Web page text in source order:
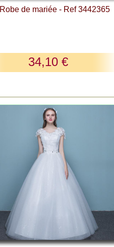
Robe de mariée - Ref 3442365
34,10 €